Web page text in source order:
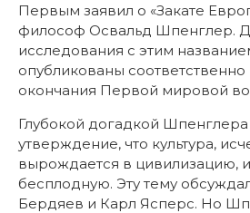
Первым заявил о «Закате
философ Освальд Шпенглер.
исследования с этим
опубликованы соответственно
окончания Первой мировой
Глубокой догадкой
утверждение, что культура,
вырождается в цивилизацию,
бесплодную. Эту тему
Бердяев и Карл Ясперс. Но